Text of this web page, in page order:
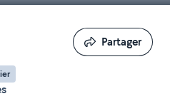
Partager
Partager